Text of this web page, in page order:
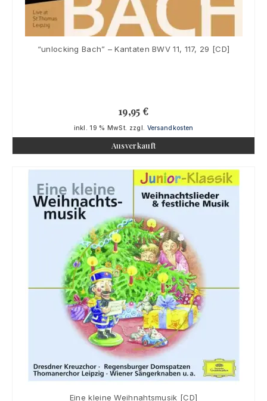
“unlocking Bach” – Kantaten BWV 11, 117, 29 [CD]
19,95 €
inkl. 19 % MwSt. zzgl. Versandkosten
Ausverkauft
Eine kleine Weihnahtsmusik [CD]